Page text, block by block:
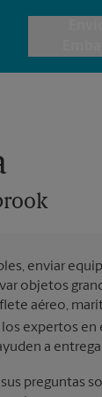
enviar
objetos
aéreo,
expertos en
a
preguntas